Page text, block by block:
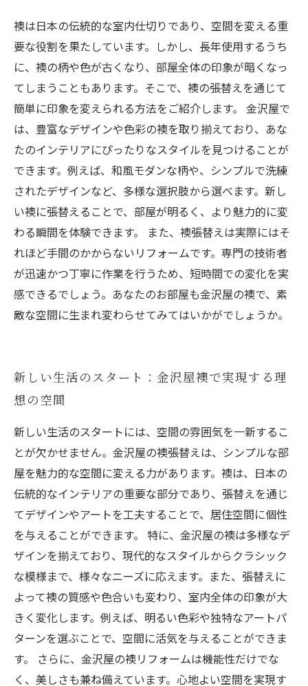
襖は日本の伝統的な室内仕切りであり、空間を変える重
要な役割を果たしています。しかし、長年使用するうち
に、襖の柄や色が古くなり、部屋全体の印象が暗くなっ
てしまうこともあります。そこで、襖の張替えを通じて
簡単に印象を変えられる方法をご紹介します。 金沢屋で
は、豊富なデザインや色彩の襖を取り揃えており、あな
たのインテリアにぴったりなスタイルを見つけることが
できます。例えば、和風モダンな柄や、シンプルで洗練
されたデザインなど、多様な選択肢から選べます。新し
い襖に張替えることで、部屋が明るく、より魅力的に変
わる瞬間を体験できます。 また、襖張替えは実際にはそ
れほど手間のかからないリフォームです。専門の技術者
が迅速かつ丁寧に作業を行うため、短時間での変化を実
感できるでしょう。あなたのお部屋も金沢屋の襖で、素
敵な空間に生まれ変わらせてみてはいかがでしょうか。
新しい生活のスタート：金沢屋襖で実現する理
想の空間
新しい生活のスタートには、空間の雰囲気を一新するこ
とが欠かせません。金沢屋の襖張替えは、シンプルな部
屋を魅力的な空間に変える力があります。襖は、日本の
伝統的なインテリアの重要な部分であり、張替えを通じ
てデザインやアートを工夫することで、居住空間に個性
を与えることができます。 特に、金沢屋の襖は多様なデ
ザインを揃えており、現代的なスタイルからクラシック
な模様まで、様々なニーズに応えます。また、張替えに
よって襖の質感や色合いも変わり、室内全体の印象が大
きく変化します。例えば、明るい色彩や独特なアートパ
ターンを選ぶことで、空間に活気を与えることができま
す。 さらに、金沢屋の襖リフォームは機能性だけでな
く、美しさも兼ね備えています。心地よい空間を実現す